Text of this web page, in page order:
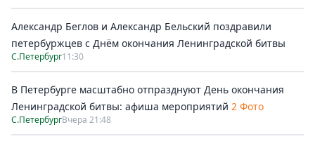
Александр Беглов и Александр Бельский поздравили
петербуржцев с Днём окончания Ленинградской битвы
С.Петербург11:30
В Петербурге масштабно отпразднуют День окончания
Ленинградской битвы: афиша мероприятий 2 Фото
С.ПетербургВчера 21:48